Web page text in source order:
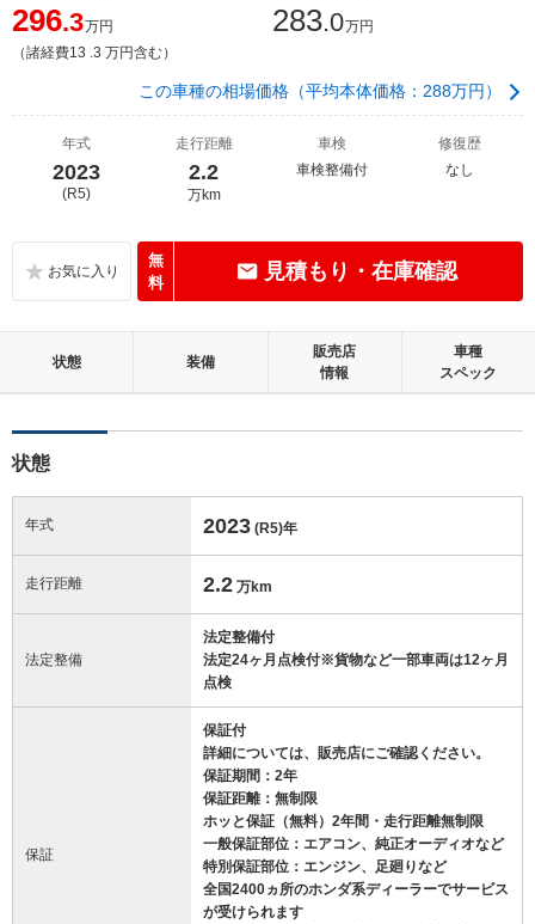
296.3万円
（諸経費13 .3 万円含む）
283.0万円
この車種の相場価格（平均本体価格：288万円）
年式
2023
(R5)
走行距離
2.2
万km
車検
車検整備付
修復歴
なし
無
料
見積もり・在庫確認
状態 装備
販売店
情報
車種
スペック
状態
年式 2023 (R5)年
走行距離 2.2 万km
法定整備
法定整備付
法定24ヶ月点検付※貨物など一部車両は12ヶ月
点検
保証
保証付
詳細については、販売店にご確認ください。
保証期間：2年
保証距離：無制限
ホッと保証（無料）2年間・走行距離無制限
一般保証部位：エアコン、純正オーディオなど
特別保証部位：エンジン、足廻りなど
全国2400ヵ所のホンダ系ディーラーでサービス
が受けられます